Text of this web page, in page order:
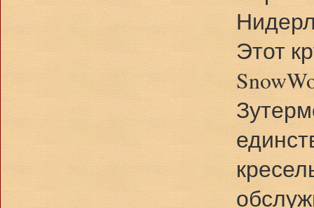
Этот